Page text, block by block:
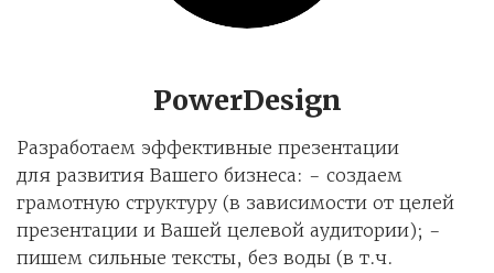
PowerDesign
Разработаем эффективные презентации
для развития Вашего бизнеса: - создаем
грамотную структуру (в зависимости от целей
презентации и Вашей целевой аудитории); -
пишем сильные тексты, без воды (в т.ч.